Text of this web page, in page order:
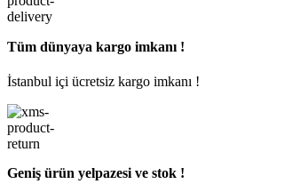
Tüm dünyaya kargo imkanı !
İstanbul içi ücretsiz kargo imkanı !
Geniş ürün yelpazesi ve stok !